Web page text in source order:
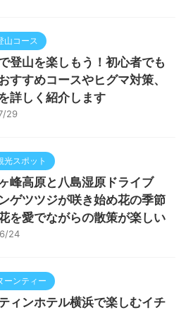
山コース
登山を楽しもう！初心者でも
すすめコースやヒグマ対策、
詳しく紹介します
29
光スポット
峰高原と八島湿原ドライブ
ゲツツジが咲き始め花の季節
を愛でながらの散策が楽しい
24
ーンティー
ィンホテル横浜で楽しむイチ